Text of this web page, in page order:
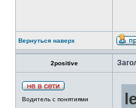
Вернуться наверх
2positive
Водитель с понятиями